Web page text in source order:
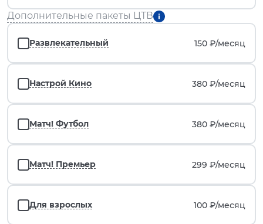
Дополнительные пакеты ЦТВ
Развлекательный 150 ₽/месяц
Настрой Кино 380 ₽/месяц
Матч! Футбол 380 ₽/месяц
Матч! Премьер 299 ₽/месяц
Для взрослых 100 ₽/месяц